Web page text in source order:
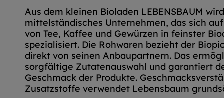
Aus dem kleinen Bioladen LEBENSBAUM
mittelständisches Unternehmen, das sich
von Tee, Kaffee und Gewürzen in feinster
spezialisiert. Die Rohwaren bezieht der
direkt von seinen Anbaupartnern. Das
sorgfältige Zutatenauswahl und garantiert
Geschmack der Produkte.
Zusatzstoffe verwendet Lebensbaum